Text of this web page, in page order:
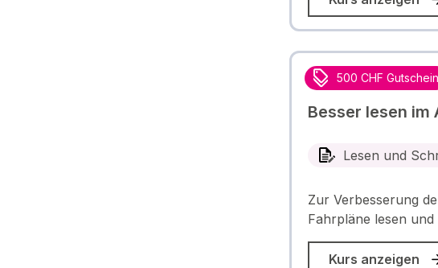
500 CHF Gutschein
Besser lesen im
Lesen und
Zur Verbesserung
Fahrpläne lesen
Kurs anzeigen